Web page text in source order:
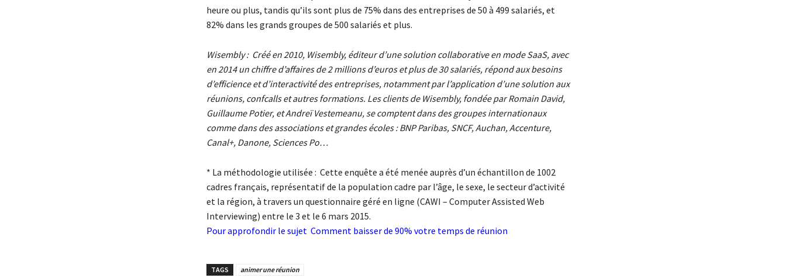
heure ou plus, tandis qu’ils sont plus de 75% dans des entreprises de 50 à 499 salariés, et
82% dans les grands groupes de 500 salariés et plus.
Wisembly : Créé en 2010, Wisembly, éditeur d’une solution collaborative en mode SaaS, avec
en 2014 un chiffre d’affaires de 2 millions d’euros et plus de 30 salariés, répond aux besoins
d’efficience et d’interactivité des entreprises, notamment par l’application d’une solution aux
réunions, confcalls et autres formations. Les clients de Wisembly, fondée par Romain David,
Guillaume Potier, et Andreï Vestemeanu, se comptent dans des groupes internationaux
comme dans des associations et grandes écoles : BNP Paribas, SNCF, Auchan, Accenture,
Canal+, Danone, Sciences Po…
* La méthodologie utilisée : Cette enquête a été menée auprès d’un échantillon de 1002
cadres français, représentatif de la population cadre par l’âge, le sexe, le secteur d’activité
et la région, à travers un questionnaire géré en ligne (CAWI – Computer Assisted Web
Interviewing) entre le 3 et le 6 mars 2015.
Pour approfondir le sujet Comment baisser de 90% votre temps de réunion
TAGS animer une réunion